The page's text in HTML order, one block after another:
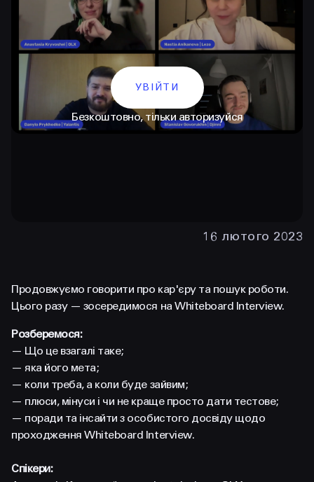
hello@prjctr.com
УВІЙТИ
Безкоштовно, тільки авторизуйся
16 лютого 2023
Продовжуємо говорити про кар'єру та пошук роботи.
Цього разу — зосередимося на Whiteboard Interview.
Розберемося:
— Що це взагалі таке;
— яка його мета;
— коли треба, а коли буде зайвим;
— плюси, мінуси і чи не краще просто дати тестове;
— поради та інсайти з особистого досвіду щодо
проходження Whiteboard Interview.
Спікери: